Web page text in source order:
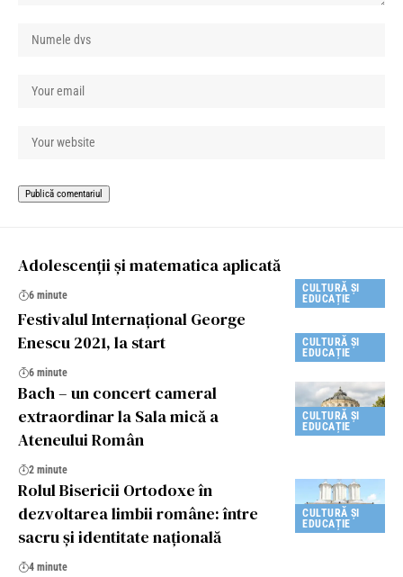
CULTURĂ ȘI
EDUCAȚIE
Adolescenţii şi matematica aplicată
6 minute
CULTURĂ ȘI
EDUCAȚIE
Festivalul Internațional George
Enescu 2021, la start
6 minute
CULTURĂ ȘI
EDUCAȚIE
Bach – un concert cameral
extraordinar la Sala mică a
Ateneului Român
2 minute
CULTURĂ ȘI
EDUCAȚIE
Rolul Bisericii Ortodoxe în
dezvoltarea limbii române: între
sacru și identitate națională
4 minute